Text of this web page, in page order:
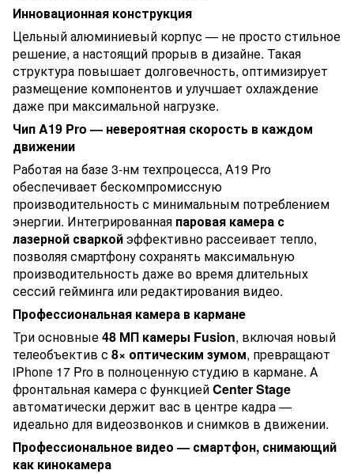
Инновационная конструкция
Цельный алюминиевый корпус — не просто стильное
решение, а настоящий прорыв в дизайне. Такая
структура повышает долговечность, оптимизирует
размещение компонентов и улучшает охлаждение
даже при максимальной нагрузке.
Чип A19 Pro — невероятная скорость в каждом
движении
Работая на базе 3-нм техпроцесса, A19 Pro
обеспечивает бескомпромиссную
производительность с минимальным потреблением
энергии. Интегрированная паровая камера с
лазерной сваркойэффективно рассеивает тепло,
позволяя смартфону сохранять максимальную
производительность даже во время длительных
сессий гейминга или редактирования видео.
Профессиональная камера в кармане
Три основные48 МП камеры Fusion, включая новый
телеобъектив с 8× оптическим зумом, превращают
iPhone 17 Pro в полноценную студию в кармане. А
фронтальная камера с функциейCenter Stage
автоматически держит вас в центре кадра —
идеально для видеозвонков и снимков в движении.
Профессиональное видео — смартфон, снимающий
как кинокамера